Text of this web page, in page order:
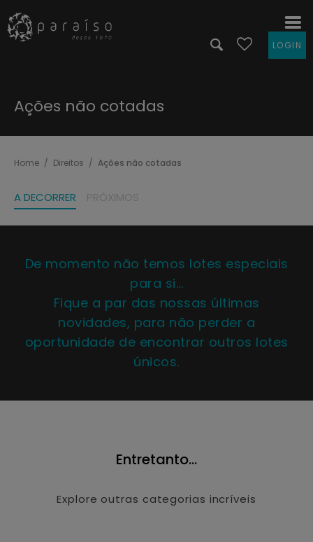
LOGIN
Ações não cotadas
Home Direitos Ações não cotadas
A DECORRER PRÓXIMOS
De momento não temos lotes especiais
para si...
Fique a par das nossas últimas
novidades, para não perder a
oportunidade de encontrar outros lotes
únicos.
Entretanto...
Explore outras categorias incríveis